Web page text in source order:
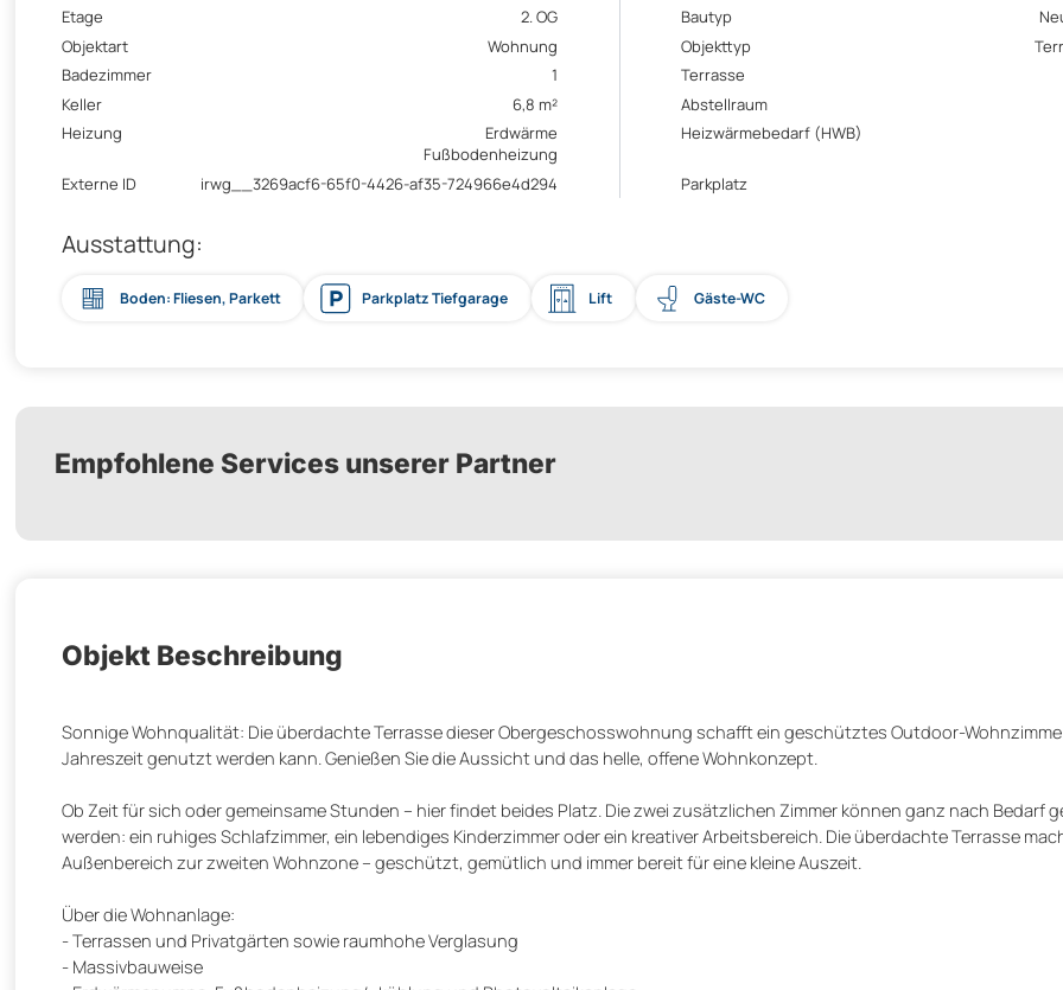
Etage
2. OG Bautyp
Objektart
Wohnung Objekttyp
Badezimmer
1
Terrasse
Keller
6,8 m²
Abstellraum
Heizung
Erdwärme
Fußbodenheizung
Heizwärmebedarf (HWB)
Externe ID irwg__3269acf6-65f0-4426-af35-724966e4d294 Parkplatz
Ausstattung:
Boden: Fliesen, Parkett Parkplatz Tiefgarage Lift Gäste-WC
Empfohlene Services unserer Partner
Objekt Beschreibung
Sonnige Wohnqualität: Die überdachte Terrasse dieser Obergeschosswohnung schafft ein geschütztes Outdoor-
Jahreszeit genutzt werden kann. Genießen Sie die Aussicht und das helle, offene Wohnkonzept.
Ob Zeit für sich oder gemeinsame Stunden – hier findet beides Platz. Die zwei zusätzlichen Zimmer können ganz nach Bedarf
werden: ein ruhiges Schlafzimmer, ein lebendiges Kinderzimmer oder ein kreativer Arbeitsbereich. Die überdachte Terrasse
Außenbereich zur zweiten Wohnzone – geschützt, gemütlich und immer bereit für eine kleine Auszeit.
Über die Wohnanlage:
- Terrassen und Privatgärten sowie raumhohe Verglasung
- Massivbauweise